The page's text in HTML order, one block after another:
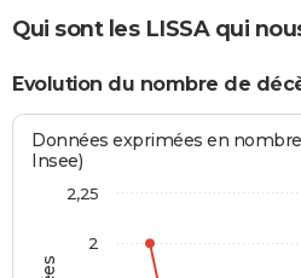
Qui sont les LISSA qui
Evolution du nombre de
Données exprimées en nombre
Insee)
2
2,25